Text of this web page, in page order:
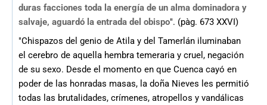
duras facciones toda la energía de un alma dominadora y
salvaje, aguardó la entrada del obispo". (pàg. 673 XXVI)
"Chispazos del genio de Atila y del Tamerlán iluminaban
el cerebro de aquella hembra temeraria y cruel, negación
de su sexo. Desde el momento en que Cuenca cayó en
poder de las honradas masas, la doña Nieves les permitió
todas las brutalidades, crímenes, atropellos y vandálicas